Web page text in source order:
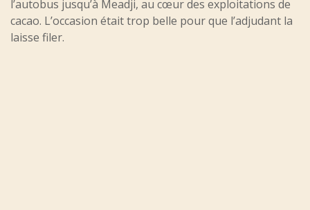
l’autobus jusqu’à Meadji, au cœur des exploitations de
cacao. L’occasion était trop belle pour que l’adjudant la
laisse filer.